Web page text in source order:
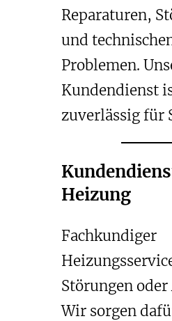
Reparaturen,
und
Problemen.
Kundendienst
zuverlässig für
Heizung
Fachkundiger
Störungen
Wir sorgen